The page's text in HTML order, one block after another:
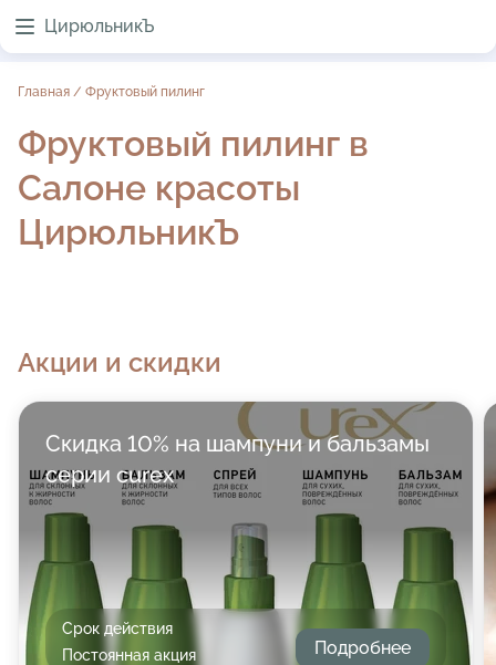
ЦирюльникЪ
Главная / Фруктовый пилинг
Фруктовый пилинг в
Салоне красоты
ЦирюльникЪ
Акции и скидки
Скидка 10% на шампуни и бальзамы
серии curex
Срок действия
Постоянная акция
Подробнее